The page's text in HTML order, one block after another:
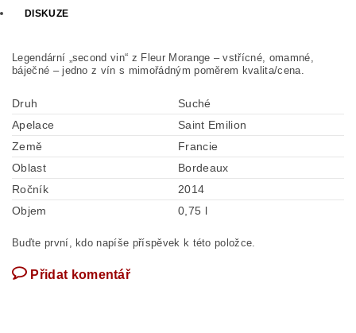
DISKUZE
Legendární „second vin“ z Fleur Morange – vstřícné, omamné,
báječné – jedno z vín s mimořádným poměrem kvalita/cena.
Druh
Suché
Apelace
Saint Emilion
Země
Francie
Oblast
Bordeaux
Ročník
2014
Objem
0,75 l
Buďte první, kdo napíše příspěvek k této položce.
Přidat komentář